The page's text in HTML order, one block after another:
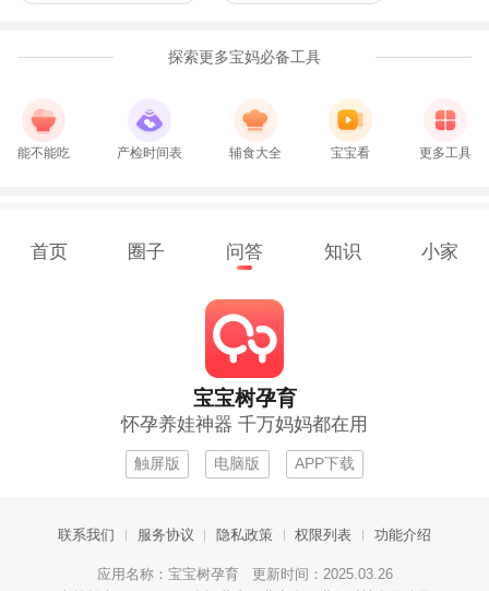
探索更多宝妈必备工具
能不能吃 产检时间表 辅食大全 宝宝看 更多工具
首页 圈子 问答 知识 小家
宝宝树孕育
怀孕养娃神器 千万妈妈都在用
触屏版 电脑版 APP下载
联系我们 服务协议 隐私政策 权限列表 功能介绍
应用名称：宝宝树孕育 更新时间：2025.03.26